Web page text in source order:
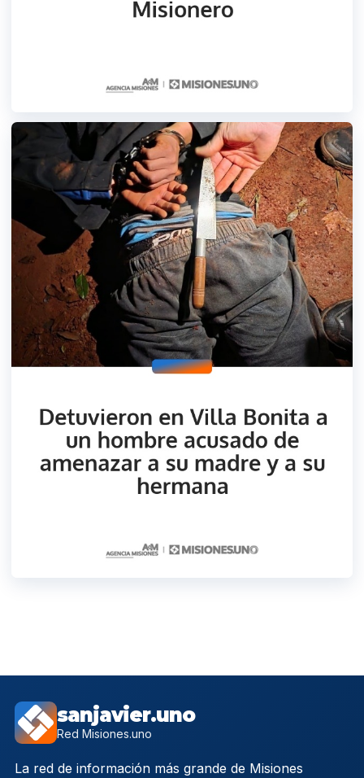
sanjavier.uno
Red Misiones.uno
La red de información más grande de Misiones